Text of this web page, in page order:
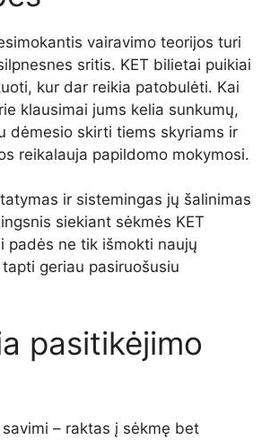
vairavimo teorijos turi
sritis. KET bilietai puikiai
kur dar reikia patobulėti. Kai
klausimai jums kelia sunkumų,
dėmesio skirti tiems skyriams ir
reikalauja papildomo mokymosi.
ir sistemingas jų šalinimas
siekiant sėkmės KET
padės ne tik išmokti naujų
geriau pasiruošusiu
pasitikėjimo
– raktas į sėkmę bet